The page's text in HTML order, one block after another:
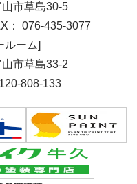
市草島30-5
076-435-3077
ルーム]
市草島33-2
808-133